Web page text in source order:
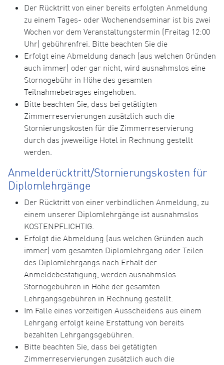
Der Rücktritt von einer bereits erfolgten Anmeldung
zu einem Tages- oder Wochenendseminar ist bis zwei
Wochen vor dem Veranstaltungstermin (Freitag 12:00
Uhr) gebührenfrei. Bitte beachten Sie die
Erfolgt eine Abmeldung danach (aus welchen Gründen
auch immer) oder gar nicht, wird ausnahmslos eine
Stornogebühr in Höhe des gesamten
Teilnahmebetrages eingehoben.
Bitte beachten Sie, dass bei getätigten
Zimmerreservierungen zusätzlich auch die
Stornierungskosten für die Zimmerreservierung
durch das jweweilige Hotel in Rechnung gestellt
werden.
Anmelderücktritt/Stornierungskosten für
Diplomlehrgänge
Der Rücktritt von einer verbindlichen Anmeldung, zu
einem unserer Diplomlehrgänge ist ausnahmslos
KOSTENPFLICHTIG.
Erfolgt die Abmeldung (aus welchen Gründen auch
immer) vom gesamten Diplomlehrgang oder Teilen
des Diplomlehrgangs nach Erhalt der
Anmeldebestätigung, werden ausnahmslos
Stornogebühren in Höhe der gesamten
Lehrgangsgebühren in Rechnung gestellt.
Im Falle eines vorzeitigen Ausscheidens aus einem
Lehrgang erfolgt keine Erstattung von bereits
bezahlten Lehrgangsgebühren.
Bitte beachten Sie, dass bei getätigten
Zimmerreservierungen zusätzlich auch die